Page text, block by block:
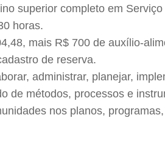
superior completo em
horas.
mais R$ 700 de auxílio-
de reserva.
administrar, planejar,
de métodos, processos e
nos planos,